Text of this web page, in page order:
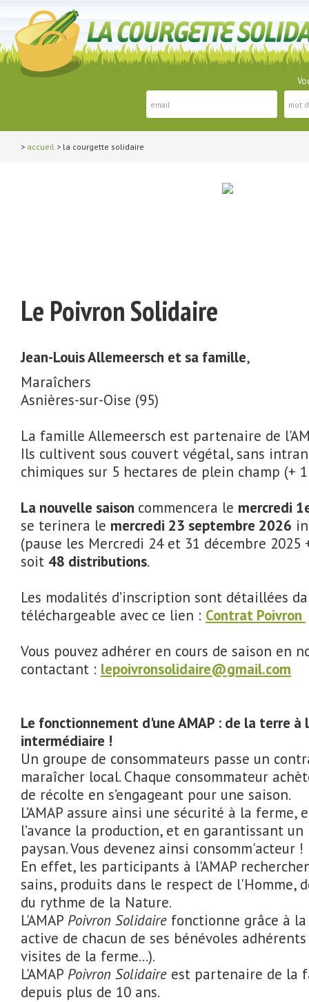
> accueil > la courgette solidaire
Le Poivron Solidaire
Jean-Louis Allemeersch et sa famille,
Maraîchers
Asnières-sur-Oise (95)
La famille Allemeersch est partenaire de
Ils cultivent sous couvert végétal, sans
chimiques sur 5 hectares de plein champ (+
La nouvelle saison commencera le mercredi
se terinera le mercredi 23 septembre 2026
(pause les Mercredi 24 et 31 décembre 2025
soit 48 distributions.
Les modalités d’inscription sont détaillées
téléchargeable avec ce lien : Contrat Poivron
Vous pouvez adhérer en cours de saison en
contactant : lepoivronsolidaire@gmail.com
Le fonctionnement d'une AMAP : de la terre à
intermédiaire !
Un groupe de consommateurs passe un
maraîcher local. Chaque consommateur
de récolte en s’engageant pour une saison.
L’AMAP assure ainsi une sécurité à la ferme,
l’avance la production, et en garantissant
paysan. Vous devenez ainsi consomm'acteur !
En effet, les participants à l'AMAP
sains, produits dans le respect de l'Homme,
du rythme de la Nature.
L'AMAP Poivron Solidaire fonctionne grâce à
active de chacun de ses bénévoles
visites de la ferme...).
L'AMAP Poivron Solidaire est partenaire de la
depuis plus de 10 ans.